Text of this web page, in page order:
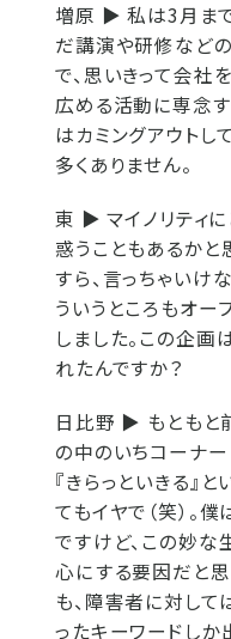
増原 ▶私は3月ま
だ講演や研修など
で、思いきって会社
広める活動に専念す
はカミングアウトし
多くありません。
東 ▶マイノリティ
惑うこともあるかと
すら、言っちゃいけ
ういうところもオー
しました。この企画
れたんですか？
日比野 ▶ もともと
の中のいちコーナー
『きらっといきる』
てもイヤで（笑）。
ですけど、この妙
心にする要因だと思
も、障害者に対して
ったキーワードしか